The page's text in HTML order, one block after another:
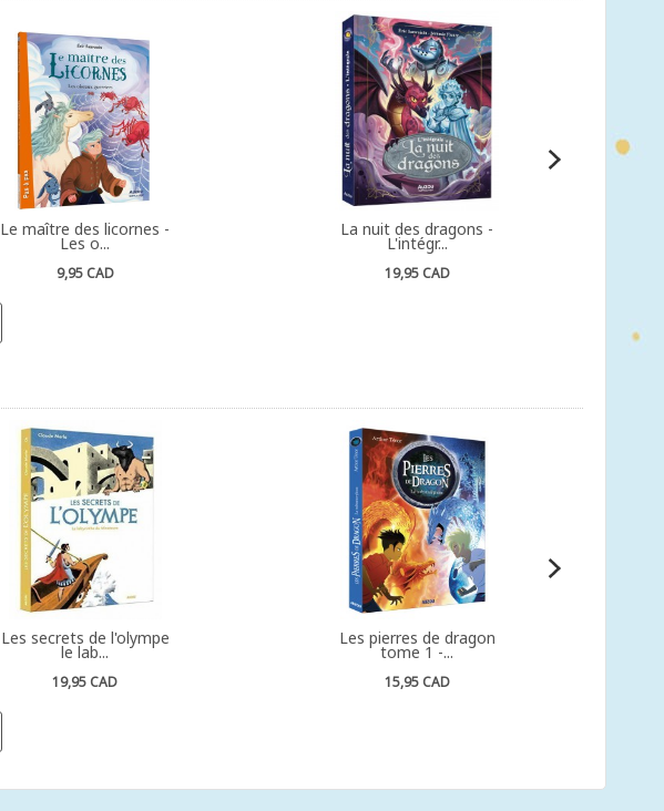
Le maître des licornes -
Les o...
9,95 CAD
La nuit des dragons -
L'intégr...
19,95 CAD
Les secrets de l'olympe
le lab...
19,95 CAD
Les pierres de dragon
tome 1 -...
15,95 CAD